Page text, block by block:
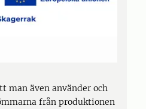
man även använder och
från produktionen